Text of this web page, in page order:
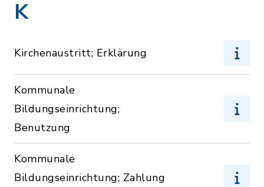
K
Kirchenaustritt; Erklärung
Kommunale
Bildungseinrichtung;
Benutzung
Kommunale
Bildungseinrichtung; Zahlung